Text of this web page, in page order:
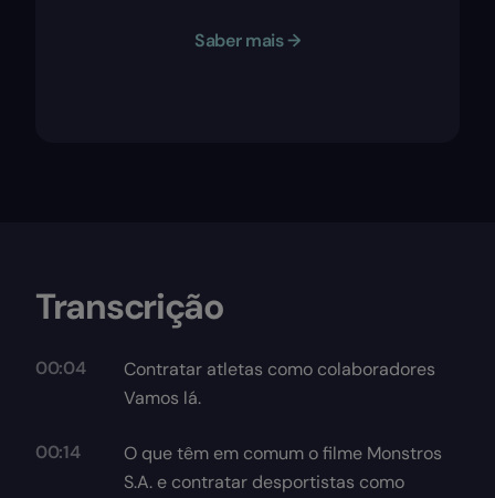
Saber mais →
Transcrição
00:04
Contratar atletas como colaboradores
Vamos lá.
00:14
O que têm em comum o filme Monstros
S.A. e contratar desportistas como